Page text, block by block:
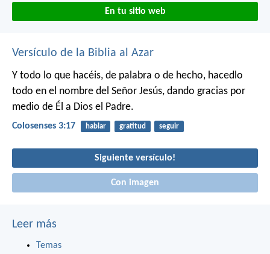
En tu sitio web
Versículo de la Biblia al Azar
Y todo lo que hacéis, de palabra o de hecho, hacedlo
todo en el nombre del Señor Jesús, dando gracias por
medio de Él a Dios el Padre.
Colosenses 3:17 hablar gratitud seguir
Siguiente versículo!
Con imagen
Leer más
Temas